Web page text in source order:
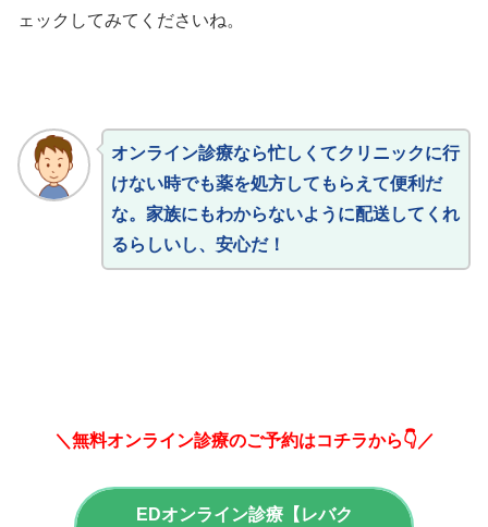
ェックしてみてくださいね。
オンライン診療なら忙しくてクリニックに行
けない時でも薬を処方してもらえて便利だ
な。家族にもわからないように配送してくれ
るらしいし、安心だ！
＼無料オンライン診療のご予約はコチラから👇／
EDオンライン診療【レバク